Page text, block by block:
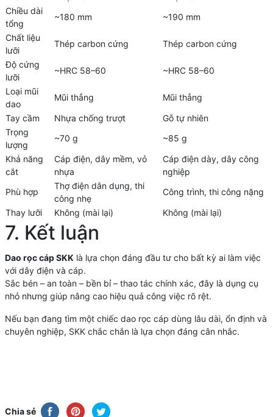
Chiều dài
tổng
~180 mm
~190 mm
Chất liệu
lưỡi
Thép carbon cứng
Thép carbon cứng
Độ cứng
lưỡi
~HRC 58–60
~HRC 58–60
Loại mũi
dao
Mũi thẳng
Mũi thẳng
Tay cầm
Nhựa chống trượt
Gỗ tự nhiên
Trọng
lượng
~70 g
~85 g
Khả năng
cắt
Cáp điện, dây mềm, vỏ
nhựa
Cáp điện dày, dây công
nghiệp
Phù hợp
Thợ điện dân dụng, thi
công nhẹ
Công trình, thi công nặng
Thay lưỡi
Không (mài lại) Không (mài lại)
7. Kết luận
Dao rọc cáp SKK là lựa chọn đáng đầu tư cho bất kỳ ai làm việc
với dây điện và cáp.
Sắc bén – an toàn – bền bỉ – thao tác chính xác, đây là dụng cụ
nhỏ nhưng giúp nâng cao hiệu quả công việc rõ rệt.
Nếu bạn đang tìm một chiếc dao rọc cáp dùng lâu dài, ổn định và
chuyên nghiệp, SKK chắc chắn là lựa chọn đáng cân nhắc.
Chia sẻ